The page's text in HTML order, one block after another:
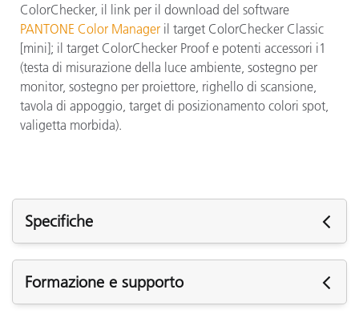
ColorChecker, il link per il download del software
PANTONE Color Manager il target ColorChecker Classic
[mini]; il target ColorChecker Proof e potenti accessori i1
(testa di misurazione della luce ambiente, sostegno per
monitor, sostegno per proiettore, righello di scansione,
tavola di appoggio, target di posizionamento colori spot,
valigetta morbida).
Specifiche
Specifiche
Formazione e supporto